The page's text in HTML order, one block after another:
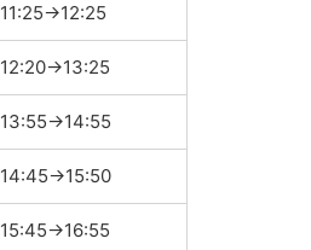
11:25→12:25
12:20→13:25
13:55→14:55
14:45→15:50
15:45→16:55